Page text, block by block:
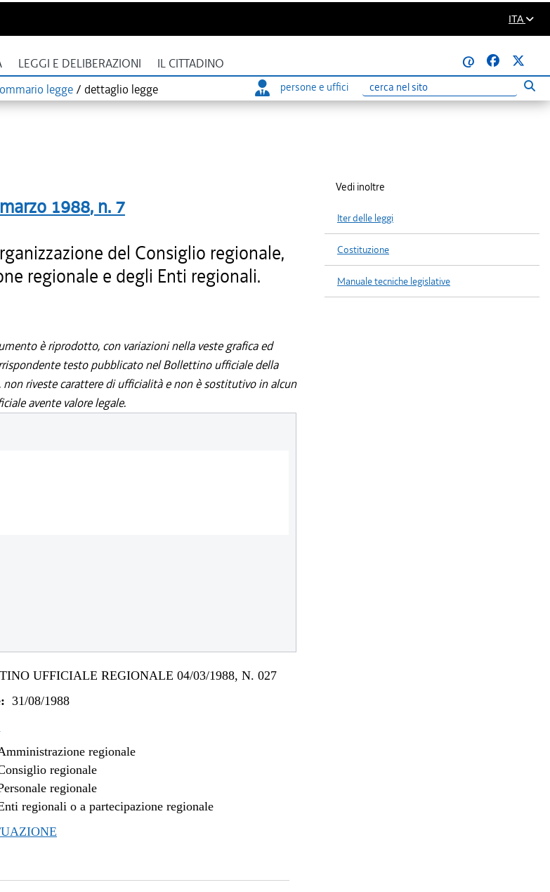
ITA
LEGGI E DELIBERAZIONI IL CITTADINO
@
legge / dettaglio legge persone e uffici
Ricerca
1988, n. 7
del Consiglio regionale,
regionale e degli Enti regionali.
è riprodotto, con variazioni nella veste grafica ed
testo pubblicato nel Bollettino ufficiale della
non riveste carattere di ufficialità e non è sostitutivo in alcun
avente valore legale.
UFFICIALE REGIONALE 04/03/1988, N. 027
31/08/1988
regionale
regionale
regionale
regionali o a partecipazione regionale
Vedi inoltre
Iter delle leggi
Costituzione
Manuale tecniche legislative